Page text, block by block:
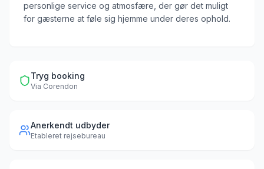
personlige service og atmosfære, der gør det muligt
for gæsterne at føle sig hjemme under deres ophold.
Tryg booking
Via Corendon
Anerkendt udbyder
Etableret rejsebureau